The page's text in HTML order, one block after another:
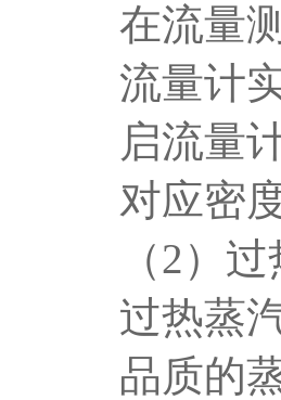
在流量
流量计
启流量
对应密
（2）
过热蒸
品质的